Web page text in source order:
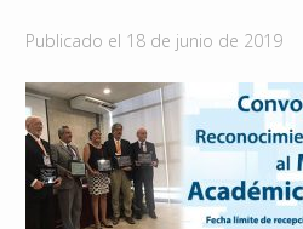
Reuniones y Conferencias
Reconocimientos
Publicaciones
Publicado el 18 de junio de 2019